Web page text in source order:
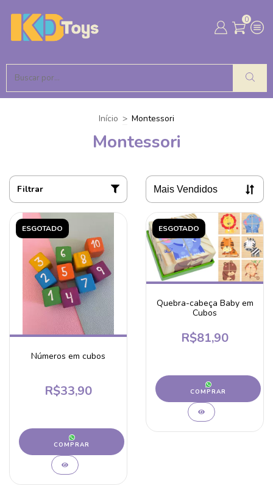
0
Início > Montessori
Montessori
Filtrar
ESGOTADO
Números em cubos
R$33,90
COMPRAR
ESGOTADO
Quebra-cabeça Baby em
Cubos
R$81,90
COMPRAR